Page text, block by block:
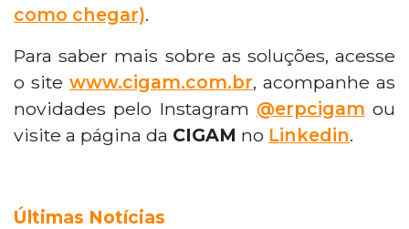
como chegar).
Para saber mais sobre as soluções, acesse
o site www.cigam.com.br, acompanhe as
novidades pelo Instagram @erpcigam ou
visite a página da CIGAM no Linkedin.
Últimas Notícias